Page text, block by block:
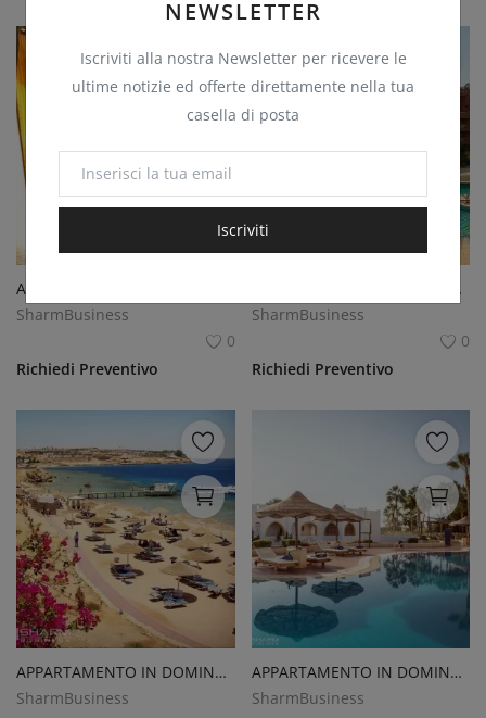
NEWSLETTER
Iscriviti alla nostra Newsletter per ricevere le
ultime notizie ed offerte direttamente nella tua
casella di posta
Iscriviti
SharmBusiness
0
Richiedi Preventivo
APPARTAMENTO 80 MQ NABQ
SharmBusiness
0
Richiedi Preventivo
APPARTAMENTO IN DOMINA CORAL BAY
SharmBusiness
APPARTAMENTO IN DOMINA CORAL BAY
SharmBusiness